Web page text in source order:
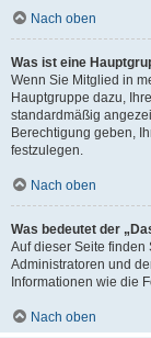
Nach oben
Was ist eine
Wenn Sie Mitglied in
Hauptgruppe dazu,
standardmäßig
Berechtigung geben,
festzulegen.
Nach oben
Was bedeutet der
Auf dieser Seite finden
Administratoren und
Informationen wie die
Nach oben